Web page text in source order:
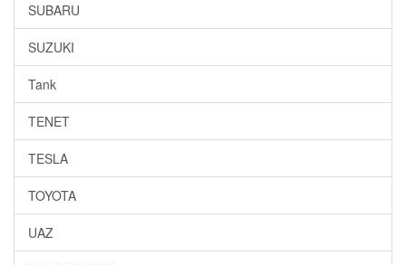
SUBARU
SUZUKI
Tank
TENET
TESLA
TOYOTA
UAZ